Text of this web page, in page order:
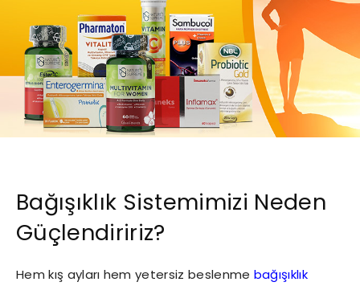
Bağışıklık Sistemimizi Neden
Güçlendiririz?
Hem kış ayları hem yetersiz beslenme bağışıklık